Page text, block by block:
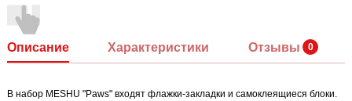
Описание Характеристики Отзывы
В набор MESHU "Paws" входят флажки-закладки и самоклеящиеся блоки.